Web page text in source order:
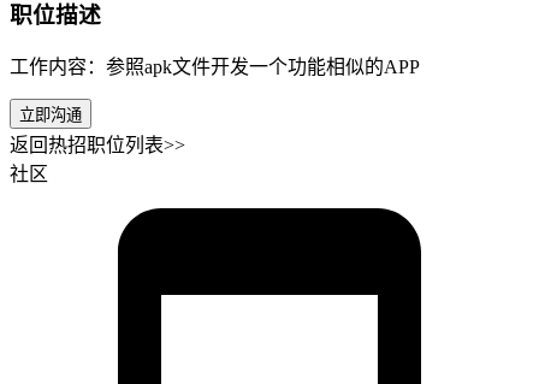
职位描述
工作内容：参照apk文件开发一个功能相似的APP
立即沟通
返回热招职位列表>>
社区